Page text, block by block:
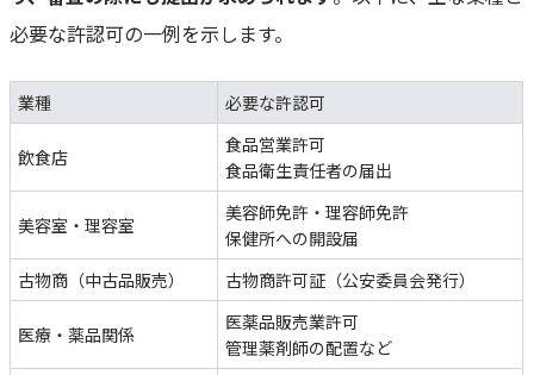
必要な許認可の一例を示します。
業種 必要な許認可
飲食店
食品営業許可
食品衛生責任者の届出
美容室・理容室
美容師免許・理容師免許
保健所への開設届
古物商（中古品販売）
古物商許可証（公安委員会発行）
医療・薬品関係
医薬品販売業許可
管理薬剤師の配置など